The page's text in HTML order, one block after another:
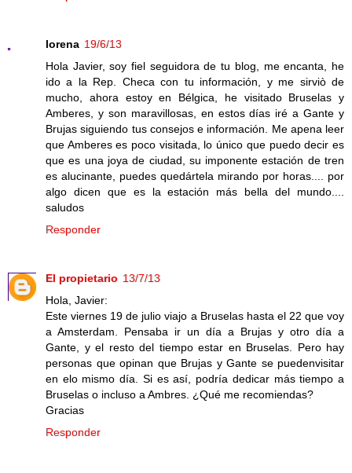
lorena 19/6/13
Hola Javier, soy fiel seguidora de tu blog, me encanta, he
ido a la Rep. Checa con tu información, y me sirviò de
mucho, ahora estoy en Bélgica, he visitado Bruselas y
Amberes, y son maravillosas, en estos días iré a Gante y
Brujas siguiendo tus consejos e información. Me apena leer
que Amberes es poco visitada, lo único que puedo decir es
que es una joya de ciudad, su imponente estación de tren
es alucinante, puedes quedártela mirando por horas.... por
algo dicen que es la estación más bella del mundo....
saludos
Responder
El propietario 13/7/13
Hola, Javier:
Este viernes 19 de julio viajo a Bruselas hasta el 22 que voy
a Amsterdam. Pensaba ir un día a Brujas y otro día a
Gante, y el resto del tiempo estar en Bruselas. Pero hay
personas que opinan que Brujas y Gante se puedenvisitar
en elo mismo día. Si es así, podría dedicar más tiempo a
Bruselas o incluso a Ambres. ¿Qué me recomiendas?
Gracias
Responder